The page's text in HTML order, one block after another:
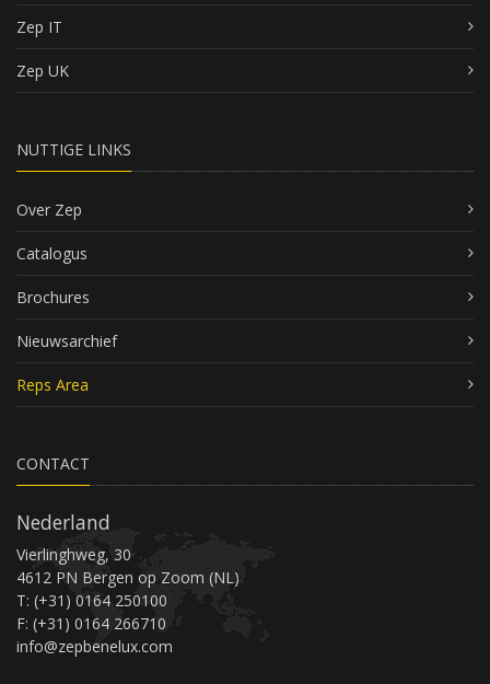
Zep IT
Zep UK
NUTTIGE LINKS
Over Zep
Catalogus
Brochures
Nieuwsarchief
Reps Area
CONTACT
Nederland
Vierlinghweg, 30
4612 PN Bergen op Zoom (NL)
T: (+31) 0164 250100
F: (+31) 0164 266710
info@zepbenelux.com